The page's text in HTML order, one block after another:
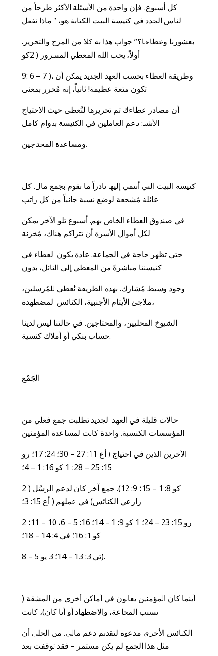
كل أسبوع، فإن واحدة من الأسئلة الأكثر طرحاً من
الناس الجدد في كنيسة البيت الكتابة هو، ” ماذا نفعل
بعشورنا وعطاءنا؟” جواب هذا به كلا من المرح والتحرير.
أولاً، يحب الله المعطي المسرور ( 2كو
9: 6 – 7 )، وطريقة العطاء بحسب العهد الجديد يمكن أن
تكون متعة عظيمة! ثانياً، إنه مُحرر بمعنى
أن مصادر عطاءك تم تحريرها لتُعطى حيث الاحتياج
الأشد: دعم العاملين في الكنيسة بدوام كامل
ومساعدة المحتاجين.
كنيسة البيت التي أنتمي إليها نادراً ما تقوم بجمع مال. كل
عائلة مُشجعة لوضع نسبة جانباً من كل راتب
في صندوق العطاء الخاص بهم. أسبوع تلو الآخر يمكن
لكل أموال الأسرة أن تتراكم هناك، مُخزنة
حتى تظهر حاجة في الجماعة. عادة يكون العطاء في
كنيستنا مباشرةً من المعطي إلى النائل، بدون
وجود وسيط مُشارك. بهذه الطريقة نُعطي للمُرسلين،
ملاجئ الأيتام الأجنبية، الكنائس المضطهدة،
الشيوخ المحليين، والمحتاجين. في حالتنا ليس لدينا
حساب بنكي أو أملاك كنسية.
الجَمْع
حالات قليلة في العهد الجديد تطلبت جمع فعلي من
المؤسسات الكنسية. واحدة كانت لمساعدة المؤمنين
الآخرين الذين في احتياج ( أع 11: 27 – 30؛ 24: 17؛ رو
15: 25 – 28؛ 1 كو 16: 1 – 4؛
2 كو 8: 1 – 15؛ 9: 12). جمع آخر كان لدعم الرسُل (
زارعي الكنائس) في عملهم ( أع 15: 3؛
رو 15: 23 – 24؛ 1 كو 9: 1 – 14؛ 16: 5 – 6، 10 – 11؛ 2
كو 1: 16؛ في 4: 14 – 18؛
تي 3: 13 – 14؛ 3 يو 5 – 8).
أينما كان المؤمنين يعانون في أماكن أخرى من المشقة (
بسبب المجاعة، والاضطهاد أو أيا كان)، كانت
الكنائس الأخرى مدعوه لتقديم دعم مالي. من الجلي أن
مثل هذا الجمع لم يكن مستمر – فقد توقفت بعد